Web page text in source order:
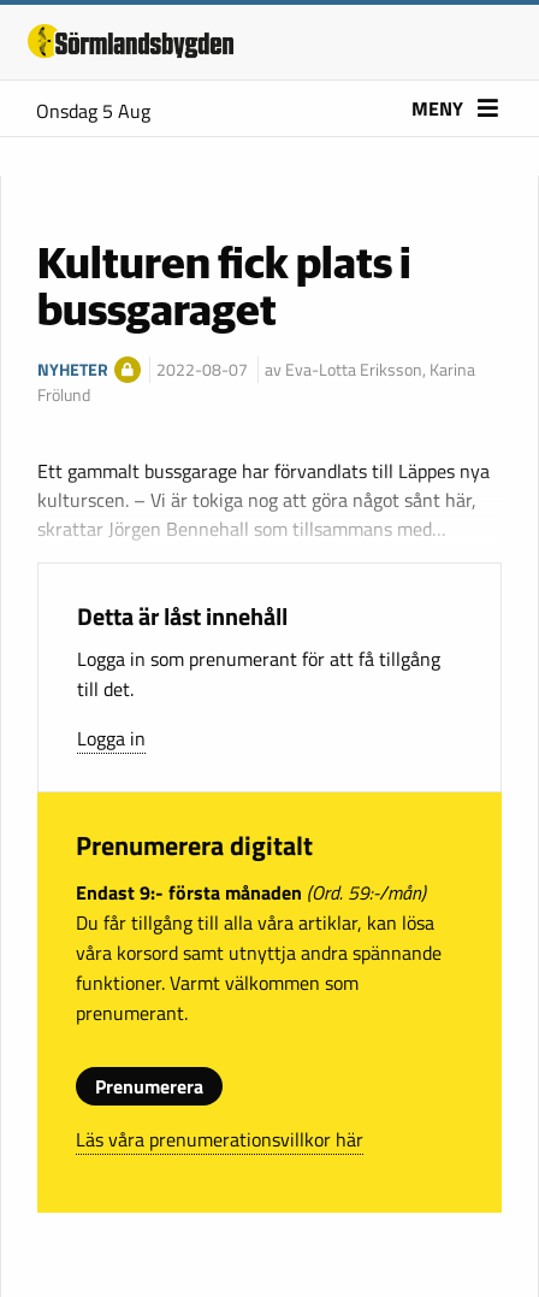
Onsdag 5 Aug MENY
Kulturen fick plats i
bussgaraget
NYHETER 2022-08-07
av Eva-Lotta Eriksson, Karina
Frölund
Ett gammalt bussgarage har förvandlats till Läppes nya
kulturscen. – Vi är tokiga nog att göra något sånt här,
skrattar Jörgen Bennehall som tillsammans med…
Detta är låst innehåll
Logga in som prenumerant för att få tillgång
till det.
Logga in
Prenumerera digitalt
Endast 9:- första månaden (Ord. 59:-/mån)
Du får tillgång till alla våra artiklar, kan lösa
våra korsord samt utnyttja andra spännande
funktioner. Varmt välkommen som
prenumerant.
Prenumerera
Läs våra prenumerationsvillkor här